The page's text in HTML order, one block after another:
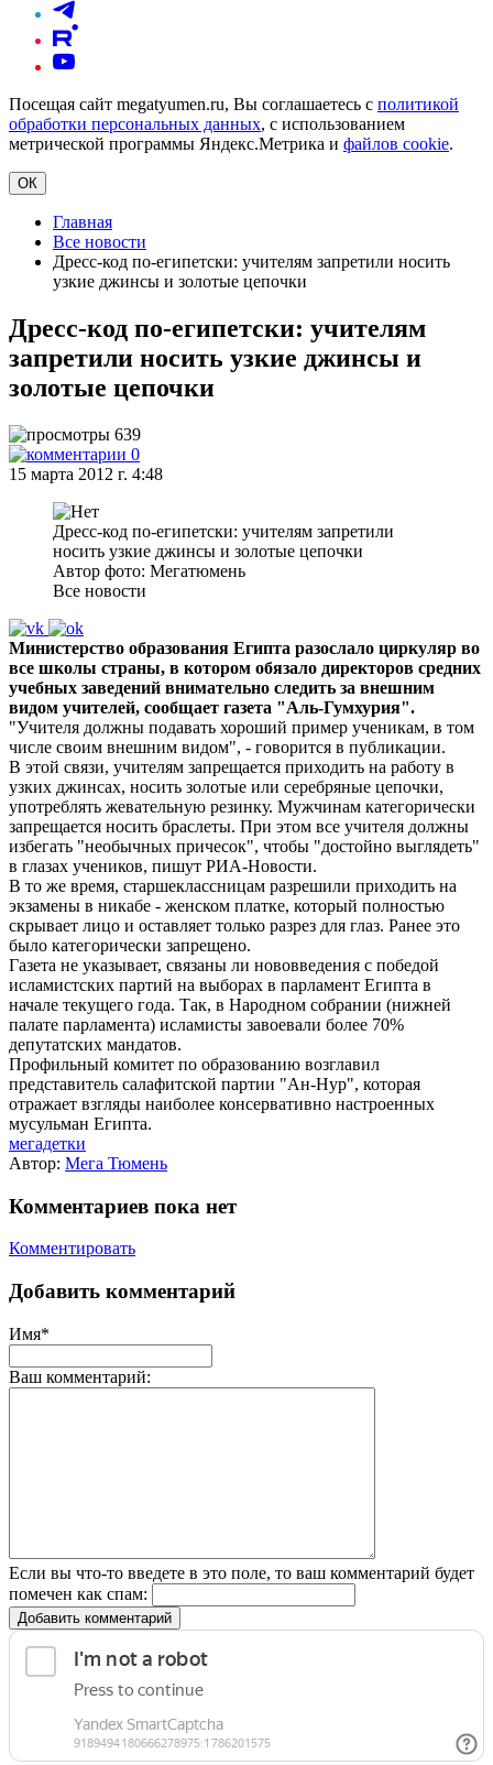
Посещая сайт megatyumen.ru, Вы соглашаетесь с политикой
обработки персональных данных, с использованием
метрической программы Яндекс.Метрика и файлов cookie.
ОК
Главная
Все новости
Дресс-код по-египетски: учителям запретили носить
узкие джинсы и золотые цепочки
Дресс-код по-египетски: учителям
запретили носить узкие джинсы и
золотые цепочки
639
0
15 марта 2012 г. 4:48
Дресс-код по-египетски: учителям запретили
носить узкие джинсы и золотые цепочки
Автор фото: Мегатюмень
Все новости
Министерство образования Египта разослало циркуляр во
все школы страны, в котором обязало директоров средних
учебных заведений внимательно следить за внешним
видом учителей, сообщает газета "Аль-Гумхурия".
"Учителя должны подавать хороший пример ученикам, в том
числе своим внешним видом", - говорится в публикации.
В этой связи, учителям запрещается приходить на работу в
узких джинсах, носить золотые или серебряные цепочки,
употреблять жевательную резинку. Мужчинам категорически
запрещается носить браслеты. При этом все учителя должны
избегать "необычных причесок", чтобы "достойно выглядеть"
в глазах учеников, пишут РИА-Новости.
В то же время, старшеклассницам разрешили приходить на
экзамены в никабе - женском платке, который полностью
скрывает лицо и оставляет только разрез для глаз. Ранее это
было категорически запрещено.
Газета не указывает, связаны ли нововведения с победой
исламистских партий на выборах в парламент Египта в
начале текущего года. Так, в Народном собрании (нижней
палате парламента) исламисты завоевали более 70%
депутатских мандатов.
Профильный комитет по образованию возглавил
представитель салафитской партии "Ан-Нур", которая
отражает взгляды наиболее консервативно настроенных
мусульман Египта.
мегадетки
Автор: Мега Тюмень
Комментариев пока нет
Комментировать
Добавить комментарий
Имя*
Ваш комментарий:
Если вы что-то введете в это поле, то ваш комментарий будет
помечен как спам:
Добавить комментарий